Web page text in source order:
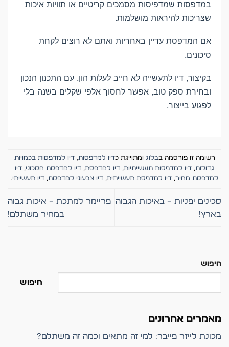
במדפסות שמדפיסות מסמכים קריטיים או תוויות איכות
שצריכות להיראות מושלמות.
אם המדפסת עדיין באחריות ואתם לא רוצים לקחת
סיכונים.
בקיצור, דיו לתעשייה לא חייב לעלות הון. עם התכנון הנכון
ובחירת ספק טוב, אפשר לחסוך אלפי שקלים בשנה בלי
לפגוע בייצור.
רשומה זו פורסמה בבלוג ומתוייגת כדיו למדפסות,דיו למדפסות בכמויות
גדולות, דיו למדפסות תעשייתיות, דיו למדפסת, דיו למדפסת חסכוני, דיו
למדפסת מחיר, דיו למדפסת תעשייתית, דיו צבעוני למדפסת, דיו תעשייתי.
סכינים יפניות – באיכות הגבוה
בארץ!
פריימר למתכת – איכות גבוה
במחיר משתלם!
חיפוש
חיפוש
מאמרים אחרונים
מכונת לייזר פייבר: למי זה מתאים וכמה זה משתלם?